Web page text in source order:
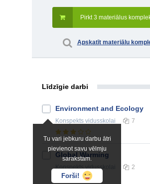
Pirkt 3 materiālus
Apskatīt materiālu
Līdzīgie darbi
Tu vari jebkuru darbu ātri
pievienot savu vēlmju
sarakstam.
Forši!
Environment and Ecology
Konspekts vidusskolai 7
Global Warming
Konspektsvidusskolai 2